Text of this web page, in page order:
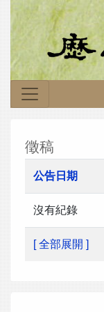
徵稿
公告日期
沒有紀錄
[ 全部展開 ]